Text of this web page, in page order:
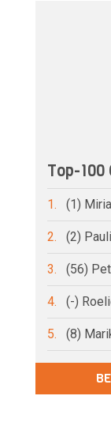
Top-
1. (1)
2. (2)
3. (56)
4. (-)
5. (8)